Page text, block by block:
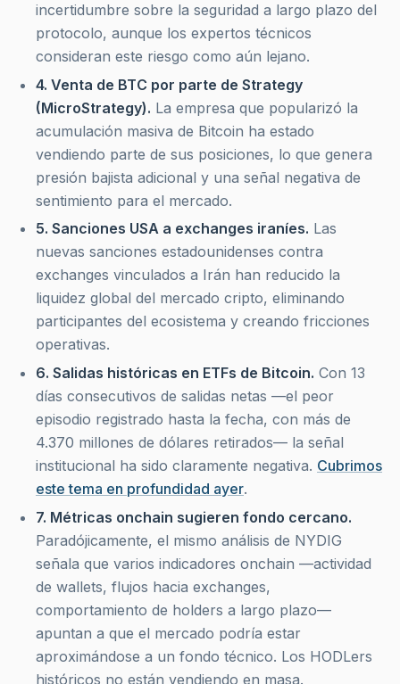
incertidumbre sobre la seguridad a largo plazo del
protocolo, aunque los expertos técnicos
consideran este riesgo como aún lejano.
4. Venta de BTC por parte de Strategy
(MicroStrategy). La empresa que popularizó la
acumulación masiva de Bitcoin ha estado
vendiendo parte de sus posiciones, lo que genera
presión bajista adicional y una señal negativa de
sentimiento para el mercado.
5. Sanciones USA a exchanges iraníes. Las
nuevas sanciones estadounidenses contra
exchanges vinculados a Irán han reducido la
liquidez global del mercado cripto, eliminando
participantes del ecosistema y creando fricciones
operativas.
6. Salidas históricas en ETFs de Bitcoin. Con 13
días consecutivos de salidas netas —el peor
episodio registrado hasta la fecha, con más de
4.370 millones de dólares retirados— la señal
institucional ha sido claramente negativa. Cubrimos
este tema en profundidad ayer.
7. Métricas onchain sugieren fondo cercano.
Paradójicamente, el mismo análisis de NYDIG
señala que varios indicadores onchain —actividad
de wallets, flujos hacia exchanges,
comportamiento de holders a largo plazo—
apuntan a que el mercado podría estar
aproximándose a un fondo técnico. Los HODLers
históricos no están vendiendo en masa.